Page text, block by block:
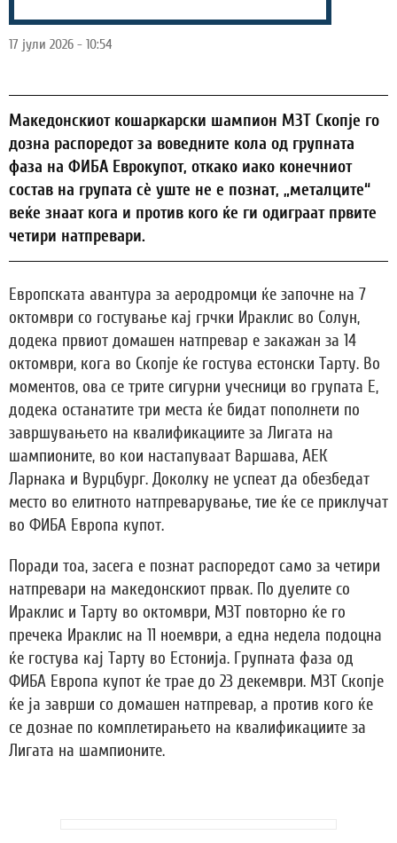
17 јули 2026 - 10:54
Македонскиот кошаркарски шампион МЗТ Скопје го
дозна распоредот за воведните кола од групната
фаза на ФИБА Еврокупот, откако иако конечниот
состав на групата сè уште не е познат, „металците“
веќе знаат кога и против кого ќе ги одиграат првите
четири натпревари.
Европската авантура за аеродромци ќе започне на 7
октомври со гостување кај грчки Ираклис во Солун,
додека првиот домашен натпревар е закажан за 14
октомври, кога во Скопје ќе гостува естонски Тарту. Во
моментов, ова се трите сигурни учесници во групата Е,
додека останатите три места ќе бидат пополнети по
завршувањето на квалификациите за Лигата на
шампионите, во кои настапуваат Варшава, АЕК
Ларнака и Вурцбург. Доколку не успеат да обезбедат
место во елитното натпреварување, тие ќе се приклучат
во ФИБА Европа купот.
Поради тоа, засега е познат распоредот само за четири
натпревари на македонскиот првак. По дуелите со
Ираклис и Тарту во октомври, МЗТ повторно ќе го
пречека Ираклис на 11 ноември, а една недела подоцна
ќе гостува кај Тарту во Естонија. Групната фаза од
ФИБА Европа купот ќе трае до 23 декември. МЗТ Скопје
ќе ја заврши со домашен натпревар, а против кого ќе
се дознае по комплетирањето на квалификациите за
Лигата на шампионите.